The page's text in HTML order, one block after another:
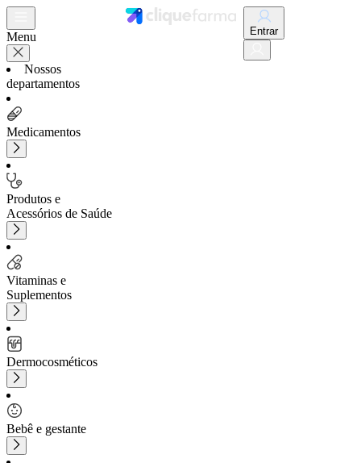
Menu
Nossos
departamentos
Medicamentos
Produtos e
Acessórios de Saúde
Vitaminas e
Suplementos
Dermocosméticos
Bebê e gestante
Entrar